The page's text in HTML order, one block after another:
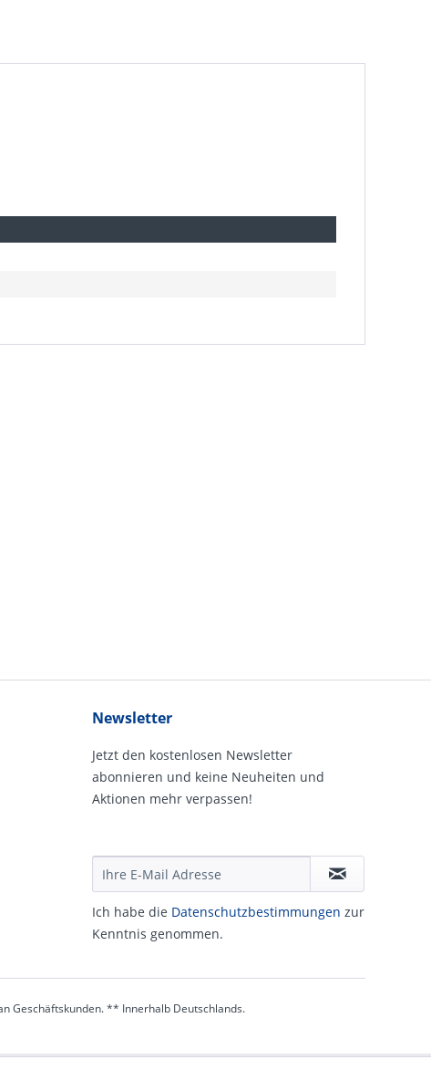
Newsletter
Jetzt den kostenlosen Newsletter
abonnieren und keine Neuheiten und
Aktionen mehr verpassen!
Ich habe die Daten­schutz­be­stim­mungen zur
Kennt­nis genommen.
Geschäftskunden. ** Innerhalb Deutschlands.